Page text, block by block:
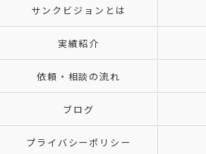
サンクビジョンとは
実績紹介
依頼・相談の流れ
ブログ
プライバシーポリシー